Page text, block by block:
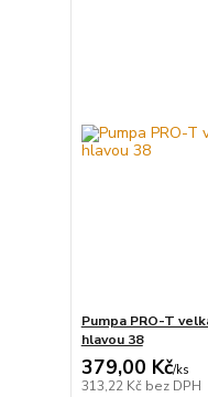
Pumpa PRO-T
hlavou 38
379,00 Kč/ks
313,22 Kč bez DPH